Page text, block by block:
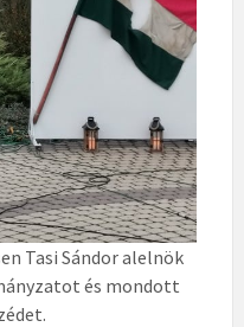
Tasi Sándor alelnök
és mondott